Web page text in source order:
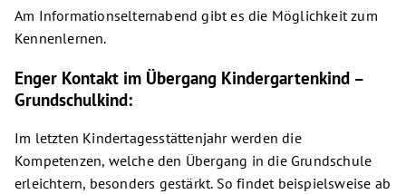
Am Informationselternabend gibt es die Möglichkeit zum
Kennenlernen.
Enger Kontakt im Übergang Kindergartenkind –
Grundschulkind:
Im letzten Kindertagesstättenjahr werden die
Kompetenzen, welche den Übergang in die Grundschule
erleichtern, besonders gestärkt. So findet beispielsweise ab